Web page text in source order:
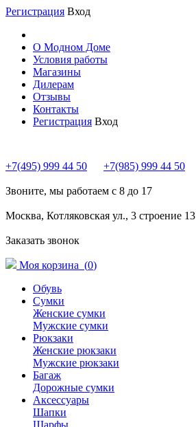
Регистрация Вход
О Модном Доме
Условия работы
Магазины
Дилерам
Отзывы
Контакты
Регистрация Вход
+7(495) 999 44 50 +7(985) 999 44 50
Звоните, мы работаем с 8 до 17
Москва, Котляковская ул., 3 строение 13
Заказать звонок
Моя корзина (0)
Обувь
Сумки
Женские сумки
Мужские сумки
Рюкзаки
Женские рюкзаки
Мужские рюкзаки
Багаж
Дорожные сумки
Аксессуары
Шапки
Шарфы